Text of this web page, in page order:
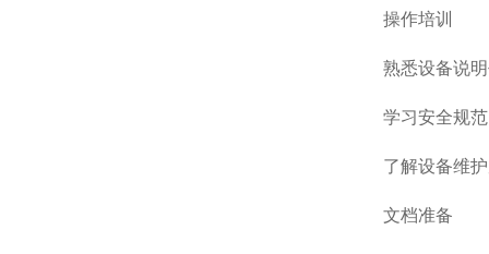
操作培训
熟悉设备说
学习安全规
了解设备维
文档准备